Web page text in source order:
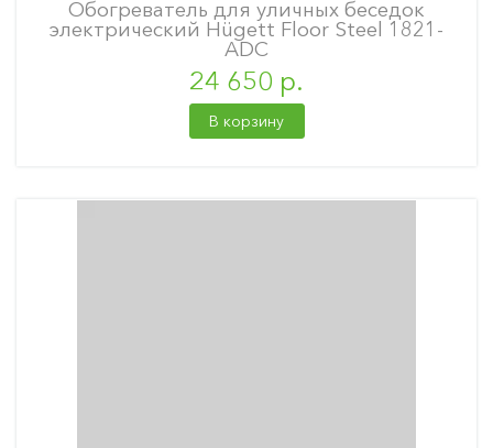
Обогреватель для уличных беседок
электрический Hügett Floor Steel 1821-
ADC
24 650 р.
В корзину